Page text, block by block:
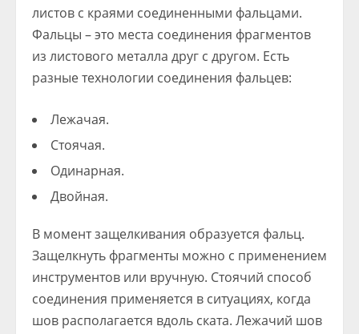
листов с краями соединенными фальцами.
Фальцы – это места соединения фрагментов
из листового металла друг с другом. Есть
разные технологии соединения фальцев:
Лежачая.
Стоячая.
Одинарная.
Двойная.
В момент защелкивания образуется фальц.
Защелкнуть фрагменты можно с применением
инструментов или вручную. Стоячий способ
соединения применяется в ситуациях, когда
шов располагается вдоль ската. Лежачий шов